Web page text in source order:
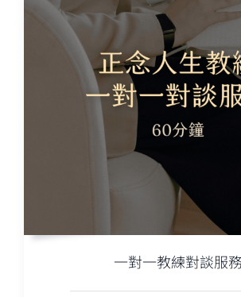
一對一教練對談服務